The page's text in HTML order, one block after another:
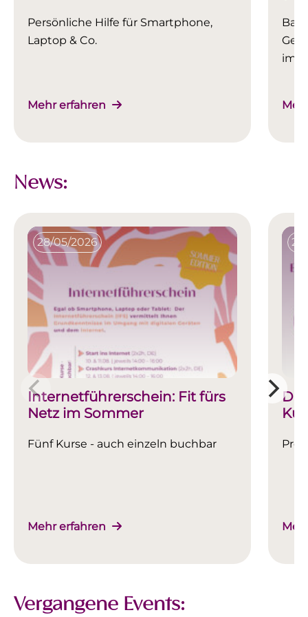
Persönliche Hilfe für Smartphone,
Laptop & Co.
Mehr erfahren
im
News:
28/05/2026
Internetführerschein: Fit fürs
Netz im Sommer
Fünf Kurse - auch einzeln buchbar
Mehr erfahren
Vergangene Events: